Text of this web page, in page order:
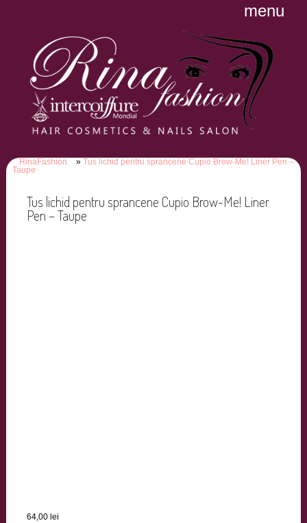
menu
RinaFashion
Tus lichid pentru sprancene Cupio Brow-Me! Liner Pen –
Taupe
Tus lichid pentru sprancene Cupio Brow-Me! Liner
Pen – Taupe
64,00 lei